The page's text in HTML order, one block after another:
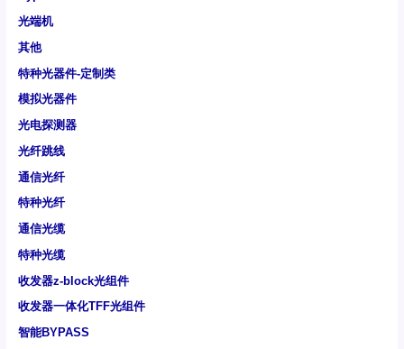
光端机
其他
特种光器件-定制类
模拟光器件
光电探测器
光纤跳线
通信光纤
特种光纤
通信光缆
特种光缆
收发器z-block光组件
收发器一体化TFF光组件
智能BYPASS